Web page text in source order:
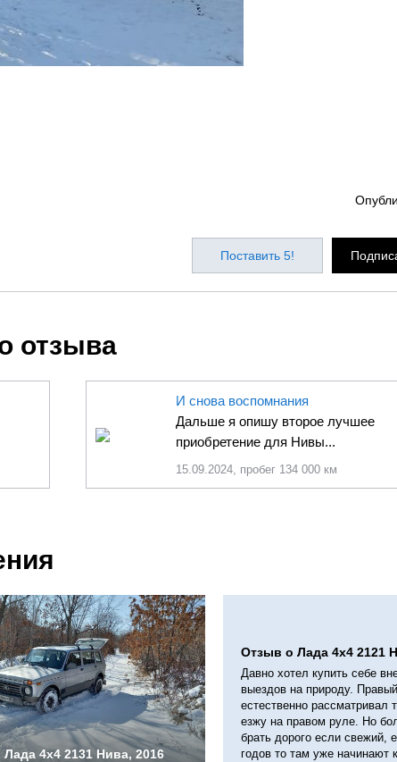
Поставить 5!
отзыва
И снова воспомнания
Дальше я опишу второе лучшее
приобретение для Нивы...
15.09.2024, пробег 134 000 км
4x4 2131 Нива, 2016
Отзыв о Лада 4x4 2121
Давно хотел купить себе
выездов на природу.
естественно рассматривал
езжу на правом руле. Но
брать дорого если свежий,
годов то там уже начинают